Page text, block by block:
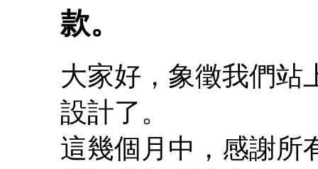
款。
大家好，象徵我們站
設計了。
這幾個月中，感謝所